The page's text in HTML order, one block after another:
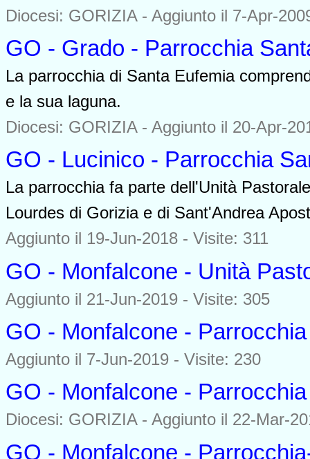
Diocesi: GORIZIA - Aggiunto il 7-Apr-
GO - Grado - Parrocchia
La parrocchia di Santa Eufemia
e la sua laguna.
Diocesi: GORIZIA - Aggiunto il 20-Apr-
GO - Lucinico - Parrocchia
La parrocchia fa parte dell'Unità
Lourdes di Gorizia e di Sant'Andrea
Aggiunto il 19-Jun-2018 - Visite: 311
GO - Monfalcone - Unità
Aggiunto il 21-Jun-2019 - Visite: 305
GO - Monfalcone -
Aggiunto il 7-Jun-2019 - Visite: 230
GO - Monfalcone -
Diocesi: GORIZIA - Aggiunto il 22-Mar-
GO - Monfalcone -